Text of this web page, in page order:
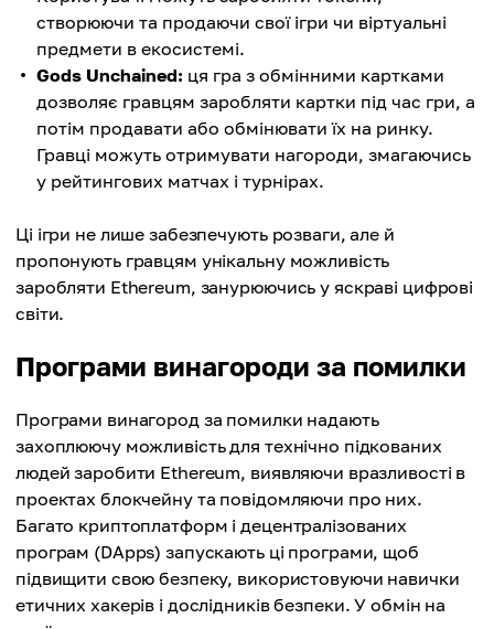
створюючи та продаючи свої ігри чи віртуальні
предмети в екосистемі.
Gods Unchained: ця гра з обмінними картками
дозволяє гравцям заробляти картки під час гри, а
потім продавати або обмінювати їх на ринку.
Гравці можуть отримувати нагороди, змагаючись
у рейтингових матчах і турнірах.
Ці ігри не лише забезпечують розваги, але й
пропонують гравцям унікальну можливість
заробляти Ethereum, занурюючись у яскраві цифрові
світи.
Програми винагороди за помилки
Програми винагород за помилки надають
захоплюючу можливість для технічно підкованих
людей заробити Ethereum, виявляючи вразливості в
проектах блокчейну та повідомляючи про них.
Багато криптоплатформ і децентралізованих
програм (DApps) запускають ці програми, щоб
підвищити свою безпеку, використовуючи навички
етичних хакерів і дослідників безпеки. У обмін на